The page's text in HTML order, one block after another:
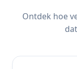
Ontdek hoe